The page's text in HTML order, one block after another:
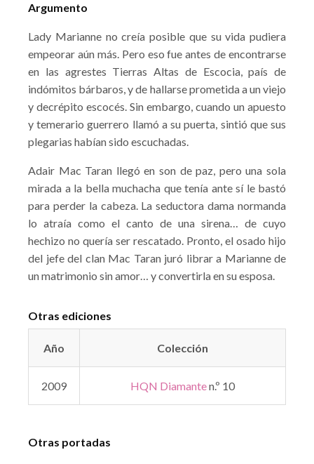
Argumento
Lady Marianne no creía posible que su vida pudiera
empeorar aún más. Pero eso fue antes de encontrarse
en las agrestes Tierras Altas de Escocia, país de
indómitos bárbaros, y de hallarse prometida a un viejo
y decrépito escocés. Sin embargo, cuando un apuesto
y temerario guerrero llamó a su puerta, sintió que sus
plegarias habían sido escuchadas.
Adair Mac Taran llegó en son de paz, pero una sola
mirada a la bella muchacha que tenía ante sí le bastó
para perder la cabeza. La seductora dama normanda
lo atraía como el canto de una sirena… de cuyo
hechizo no quería ser rescatado. Pronto, el osado hijo
del jefe del clan Mac Taran juró librar a Marianne de
un matrimonio sin amor… y convertirla en su esposa.
Otras ediciones
Año Colección
2009 HQN Diamanten.º 10
Otras portadas